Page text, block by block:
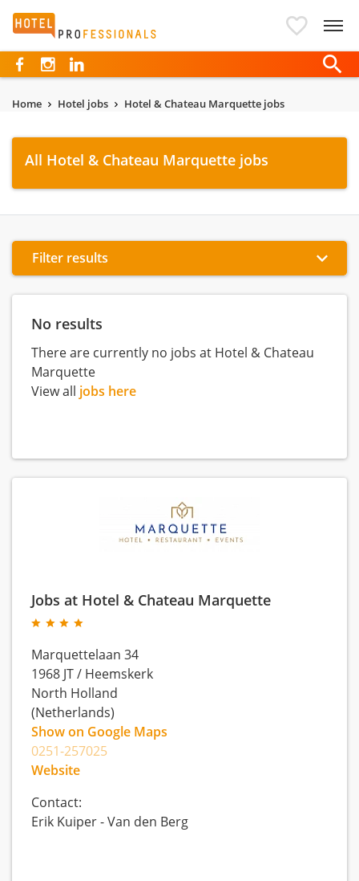
Hotelprofessionals
Home Hotel jobs Hotel & Chateau Marquette jobs
All Hotel & Chateau Marquette jobs
Filter results
No results
There are currently no jobs at Hotel & Chateau
Marquette
View all jobs here
Jobs at Hotel & Chateau Marquette
Marquettelaan 34
1968 JT/ Heemskerk
North Holland
(Netherlands)
Show on Google Maps
0251-257025
Website
Contact:
Erik Kuiper - Van den Berg